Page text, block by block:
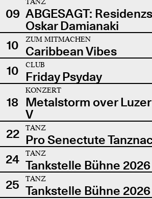
09 ABGESAGT:
Oskar Damianaki
10
ZUM MITMACHEN
Caribbean Vibes
10
CLUB
Friday Psyday
18
KONZERT
Metalstorm over
V
22
TANZ
Pro Senectute
24
TANZ
Tankstelle Bühne 2026
25
TANZ
Tankstelle Bühne 2026